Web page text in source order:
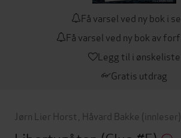
Få varsel ved ny bok i
Få varsel ved ny bok av
Legg til i ønskeliste
Gratis utdrag
Jørn Lier Horst Håvard Bakke (innleser)